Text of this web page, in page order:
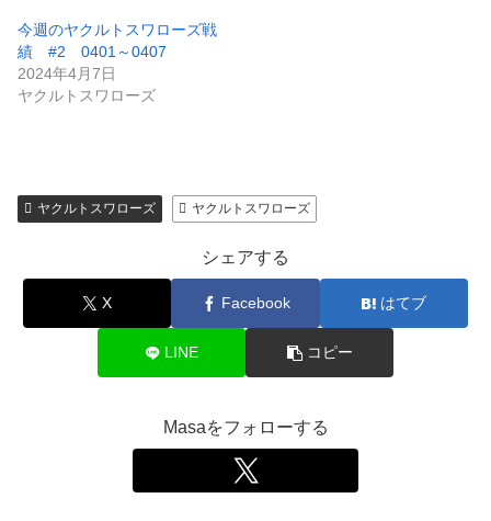
今週のヤクルトスワローズ戦
績 #2 0401～0407
2024年4月7日
ヤクルトスワローズ
ヤクルトスワローズ ヤクルトスワローズ
シェアする
X Facebook はてブ
LINE コピー
Masaをフォローする